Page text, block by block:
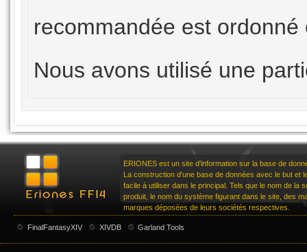
recommandée est
Nous avons utilisé une
ERIONES est un site d'information sur la base de
La construction d'une base de données avec le but et
facile à utiliser dans le principal. Tels que le nom de la
produit, le nom du système figurant dans le site, des
marques déposées de leurs sociétés respectives.
FinalFantasyXIV XIVDB Garland Tools